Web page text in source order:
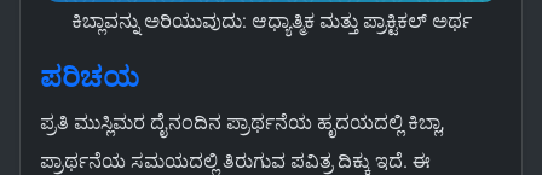
ಕಿಬ್ಲಾವನ್ನು ಅರಿಯುವುದು: ಆಧ್ಯಾತ್ಮಿಕ ಮತ್ತು ಪ್ರಾಕ್ಟಿಕಲ್ ಅರ್ಥ
ಪರಿಚಯ
ಪ್ರತಿ ಮುಸ್ಲಿಮರ ದೈನಂದಿನ ಪ್ರಾರ್ಥನೆಯ ಹೃದಯದಲ್ಲಿ ಕಿಬ್ಲಾ,
ಪ್ರಾರ್ಥನೆಯ ಸಮಯದಲ್ಲಿ ತಿರುಗುವ ಪವಿತ್ರ ದಿಕ್ಕು ಇದೆ. ಈ